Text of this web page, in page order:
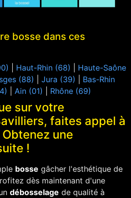
bosse dans ces
Haut-Rhin (68)
Haute-Saône
(88) Jura (39)
Bas-Rhin
Ain (01) Rhône (69)
sur votre
faites appel à
une
!
bosse gâcher l'esthétique de
dès maintenant d'une
débosselage de qualité à